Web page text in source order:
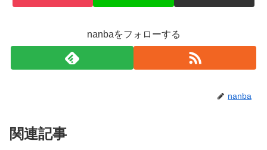
nanbaをフォローする
nanba
関連記事